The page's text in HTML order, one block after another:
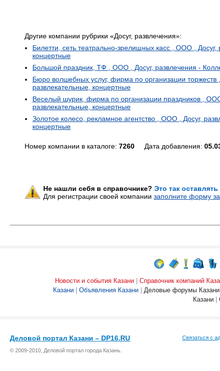
Другие компании рубрики «Досуг, развлечения»:
Билетти, сеть театрально-зрелищных касс , ООО ,
концертные
Большой праздник, ТФ , ООО , Досуг, развлечения -
Бюро волшебных услуг, фирма по организации
развлекательные, концертные
Веселый шурик, фирма по организации праздников ,
развлекательные, концертные
Золотое колесо, рекламное агентство , ООО , Досуг,
концертные
Номер компании в каталоге: 7260 Дата добавления:
Не нашли себя в справочнике? Это так
Для регистрации своей компании заполните форму
Новости и события Казани
Справочник компаний
Казани
Объявления Казани
Деловые форумы Казани
Казани
Деловой портал Казани – DP16.RU
© 2009-2010, Деловой портал города Казань.
Связаться с